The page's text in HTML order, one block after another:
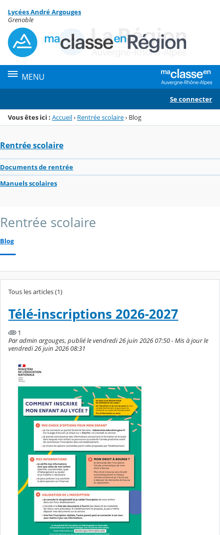
Menu de la rubrique
Contenu
Lycées André Argouges
Grenoble
MENU
Se connecter
Vous êtes ici : Accueil› Rentrée scolaire› Blog
Rentrée scolaire
Documents de rentrée
Manuels scolaires
Rentrée scolaire
Blog
Tous les articles (1)
Télé-inscriptions 2026-2027
1
Par admin argouges, publié le vendredi 26 juin 2026 07:50 - Mis à jour le
vendredi 26 juin 2026 08:31